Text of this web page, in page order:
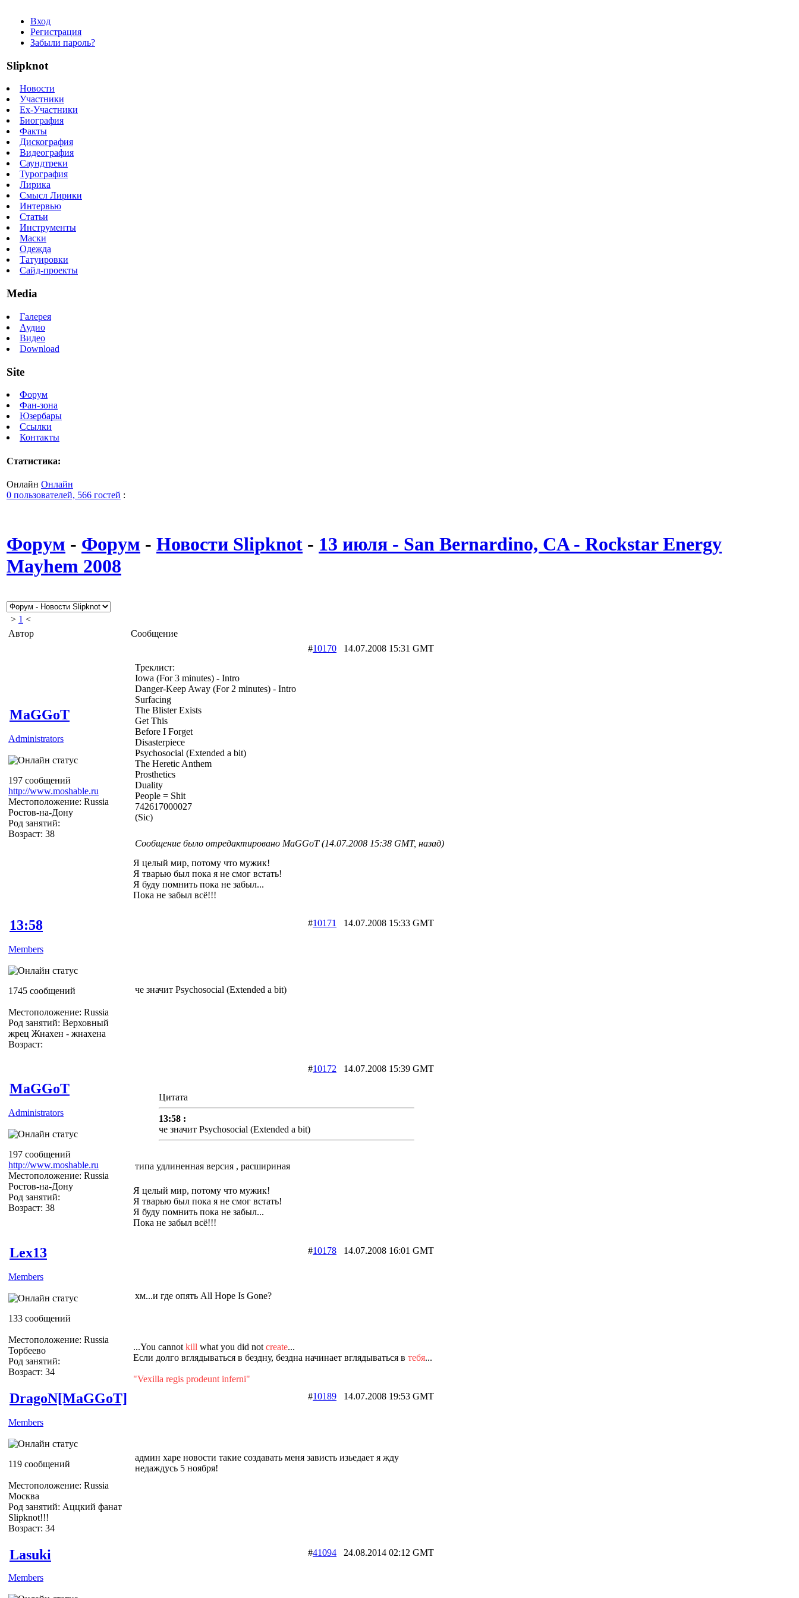
Вход
Регистрация
Забыли пароль?
Slipknot
Новости
Участники
Ex-Участники
Биография
Факты
Дискография
Видеография
Саундтреки
Турография
Лирика
Смысл Лирики
Интервью
Статьи
Инструменты
Маски
Одежда
Татуировки
Сайд-проекты
Media
Галерея
Аудио
Видео
Download
Site
Форум
Фан-зона
Юзербары
Ссылки
Контакты
Статистика:
Онлайн Онлайн
0 пользователей, 566 гостей :
Форум - Форум - Новости Slipknot - 13 июля - San Bernardino, CA - Rockstar Energy
Mayhem 2008
> 1 <
Автор
Сообщение
MaGGoT
Administrators
197 сообщений
http://www.moshable.ru
Местоположение: Russia
Ростов-на-Дону
Род занятий:
Возраст: 38
#10170 14.07.2008 15:31 GMT
Треклист:
Iowa (For 3 minutes) - Intro
Danger-Keep Away (For 2 minutes) - Intro
Surfacing
The Blister Exists
Get This
Before I Forget
Disasterpiece
Psychosocial (Extended a bit)
The Heretic Anthem
Prosthetics
Duality
People = Shit
742617000027
(Sic)
Сообщение было отредактировано MaGGoT (14.07.2008 15:38 GMT, назад)
Я целый мир, потому что мужик!
Я тварью был пока я не смог встать!
Я буду помнить пока не забыл...
Пока не забыл всё!!!
13:58
Members
1745 сообщений
Местоположение: Russia
Род занятий: Верховный
жрец Жнахен - жнахена
Возраст:
#10171 14.07.2008 15:33 GMT
че значит Psychosocial (Extended a bit)
MaGGoT
Administrators
197 сообщений
http://www.moshable.ru
Местоположение: Russia
Ростов-на-Дону
Род занятий:
Возраст: 38
#10172 14.07.2008 15:39 GMT
Цитата
13:58 :
че значит Psychosocial (Extended a bit)
типа удлиненная версия , расшириная
Я целый мир, потому что мужик!
Я тварью был пока я не смог встать!
Я буду помнить пока не забыл...
Пока не забыл всё!!!
Lex13
Members
133 сообщений
Местоположение: Russia
Торбеево
Род занятий:
Возраст: 34
#10178 14.07.2008 16:01 GMT
хм...и где опять All Hope Is Gone?
...You cannot kill what you did not create...
Если долго вглядываться в бездну, бездна начинает вглядываться в тебя...
"Vexilla regis prodeunt inferni"
DragoN[MaGGoT]
Members
119 сообщений
Местоположение: Russia
Москва
Род занятий: Аццкий фанат
Slipknot!!!
Возраст: 34
#10189 14.07.2008 19:53 GMT
админ харе новости такие создавать меня зависть изьедает я жду
недаждусь 5 ноября!
Lasuki
Members
#41094 24.08.2014 02:12 GMT